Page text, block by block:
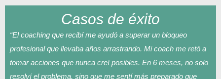
Casos de éxito
“El coaching que recibí me ayudó a superar un bloqueo
profesional que llevaba años arrastrando. Mi coach me retó a
tomar acciones que nunca creí posibles. En 6 meses, no solo
resolví el problema, sino que me sentí más preparado que